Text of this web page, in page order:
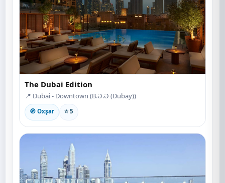
The Dubai Edition
📍 Dubai - Downtown (B.Ə.Ə (Dubay))
🧭 Oxşar ⭐ 5